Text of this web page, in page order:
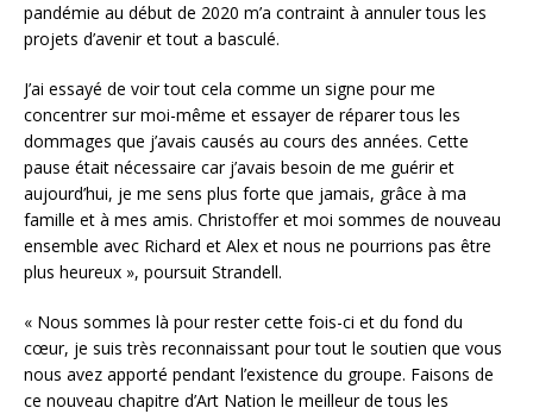
pandémie au début de 2020 m’a contraint à annuler tous les
projets d’avenir et tout a basculé.
J’ai essayé de voir tout cela comme un signe pour me
concentrer sur moi-même et essayer de réparer tous les
dommages que j’avais causés au cours des années. Cette
pause était nécessaire car j’avais besoin de me guérir et
aujourd’hui, je me sens plus forte que jamais, grâce à ma
famille et à mes amis. Christoffer et moi sommes de nouveau
ensemble avec Richard et Alex et nous ne pourrions pas être
plus heureux », poursuit Strandell.
« Nous sommes là pour rester cette fois-ci et du fond du
cœur, je suis très reconnaissant pour tout le soutien que vous
nous avez apporté pendant l’existence du groupe. Faisons de
ce nouveau chapitre d’Art Nation le meilleur de tous les